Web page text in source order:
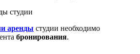
студии
аренды студии необходимо
бронирования.